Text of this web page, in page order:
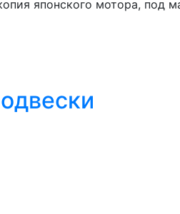
японского мотора, под